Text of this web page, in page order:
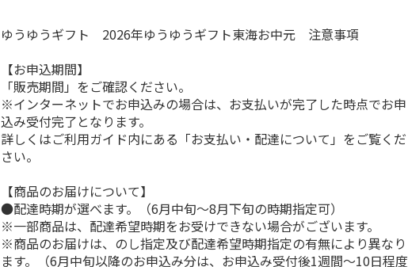
ゆうゆうギフト 2026年ゆうゆうギフト東海お中元 注意事項
【お申込期間】
「販売期間」をご確認ください。
※インターネットでお申込みの場合は、お支払いが完了した時点でお申
込み受付完了となります。
詳しくはご利用ガイド内にある「お支払い・配達について」をご覧くだ
さい。
【商品のお届けについて】
●配達時期が選べます。（6月中旬～8月下旬の時期指定可）
※一部商品は、配達希望時期をお受けできない場合がございます。
※商品のお届けは、のし指定及び配達希望時期指定の有無により異なり
ます。（6月中旬以降のお申込み分は、お申込み受付後1週間～10日程度